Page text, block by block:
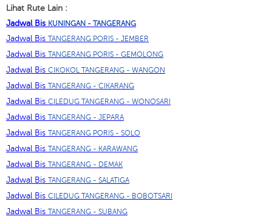
Lihat Rute Lain :
Jadwal Bis KUNINGAN - TANGERANG
Jadwal Bis TANGERANG PORIS - JEMBER
Jadwal Bis TANGERANG PORIS - GEMOLONG
Jadwal Bis CIKOKOL TANGERANG - WANGON
Jadwal Bis TANGERANG - CIKARANG
Jadwal Bis CILEDUG TANGERANG - WONOSARI
Jadwal Bis TANGERANG - JEPARA
Jadwal Bis TANGERANG PORIS - SOLO
Jadwal Bis TANGERANG - KARAWANG
Jadwal Bis TANGERANG - DEMAK
Jadwal Bis TANGERANG - SALATIGA
Jadwal Bis CILEDUG TANGERANG - BOBOTSARI
Jadwal Bis TANGERANG - SUBANG